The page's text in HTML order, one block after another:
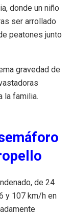
donde un niño
ser arrollado
peatones junto
gravedad de
la familia.
de 24
y 107 km/h en